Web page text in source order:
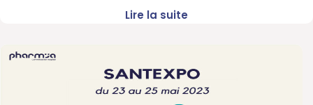
Lire la suite